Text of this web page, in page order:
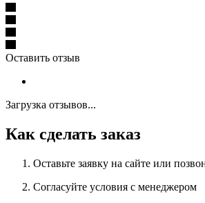
Оставить отзыв
Загрузка отзывов...
Как сделать заказ
Оставьте заявку на сайте или
Согласуйте условия с менеджером